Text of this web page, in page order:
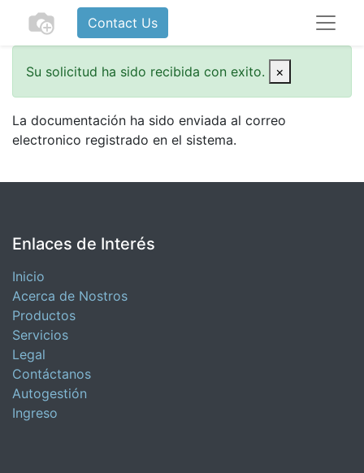
Contact Us
Su solicitud ha sido recibida con exito. ×
La documentación ha sido enviada al correo
electronico registrado en el sistema.
Enlaces de Interés
Inicio
Acerca de Nostros
Productos
Servicios
Legal
Contáctanos
Autogestión
Ingreso